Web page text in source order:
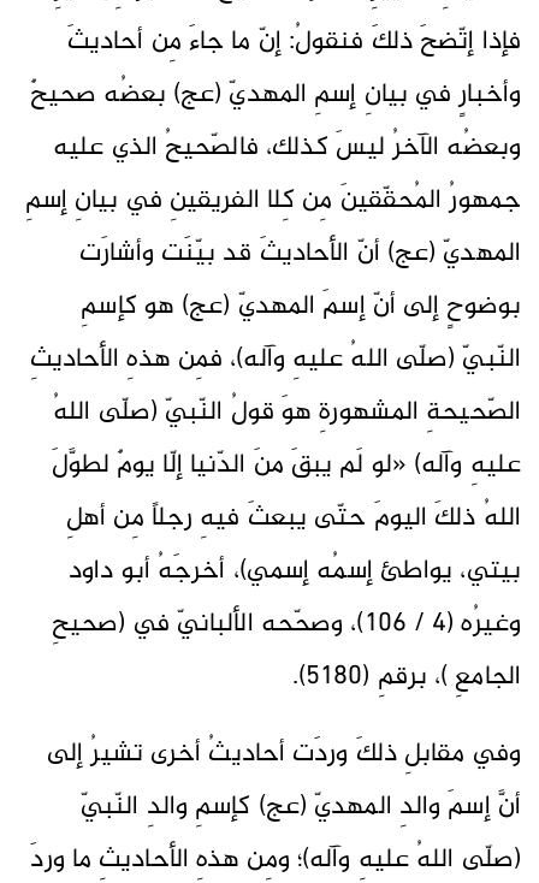
فإذا إتّضحَ ذلكَ فنقولُ: إنّ ما جاءَ مِن أحاديثَ
وأخبارٍ في بيانِ إسمِ المهديّ (عج) بعضُه صحيحٌ
وبعضُه الآخرُ ليسَ كذلك، فالصّحيحُ الذي عليه
جمهورُ المُحقّقينَ مِن كِلا الفريقينِ في بيانِ إسمِ
المهديّ (عج) أنّ الأحاديثَ قد بيّنَت وأشارَت
بوضوحٍ إلى أنّ إسمَ المهديّ (عج) هو كإسمِ
النّبيّ (صلّى اللهُ عليهِ وآله)، فمِن هذهِ الأحاديثِ
الصّحيحةِ المشهورةِ هوَ قولُ النّبيّ (صلّى اللهُ
عليهِ وآله) «لو لَم يبقَ منَ الدّنيا إلّا يومٌ لطوَّلَ
اللهُ ذلكَ اليومَ حتّى يبعثَ فيهِ رجلاً مِن أهلِ
بيتي، يواطئ إسمُه إسمي)، أخرجَهُ أبو داود
وغيرُه (4 / 106)، وصحّحه الألبانيّ في (صحيحِ
الجامعِ )، برقمِ (5180).
وفي مقابلِ ذلكَ وردَت أحاديثُ أخرى تشيرُ إلى
أنَّ إسمَ والدِ المهديّ (عج) كإسمِ والدِ النّبيّ
(صلّى اللهُ عليهِ وآله)؛ ومِن هذهِ الأحاديثِ ما وردَ